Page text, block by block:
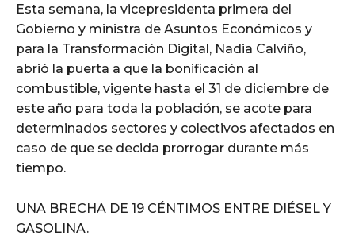
Esta semana, la vicepresidenta primera del
Gobierno y ministra de Asuntos Económicos y
para la Transformación Digital, Nadia Calviño,
abrió la puerta a que la bonificación al
combustible, vigente hasta el 31 de diciembre de
este año para toda la población, se acote para
determinados sectores y colectivos afectados en
caso de que se decida prorrogar durante más
tiempo.
UNA BRECHA DE 19 CÉNTIMOS ENTRE DIÉSEL Y
GASOLINA.